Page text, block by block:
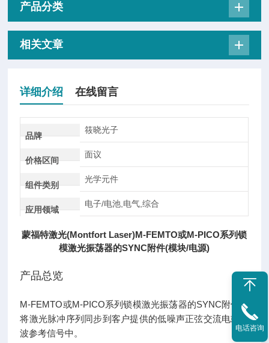
产品分类
相关文章
详细介绍 在线留言
品牌
筱晓光子
价格区间
面议
组件类别
光学元件
应用领域
电子/电池,电气,综合
蒙福特激光(Montfort Laser)M-FEMTO或M-PICO系列锁
模激光振荡器的SYNC附件(模块/电源)
产品总览
M-FEMTO或M-PICO系列锁模激光振荡器的SYNC附件，
将激光脉冲序列同步到客户提供的低噪声正弦交流电或方
波参考信号中。
电话咨询